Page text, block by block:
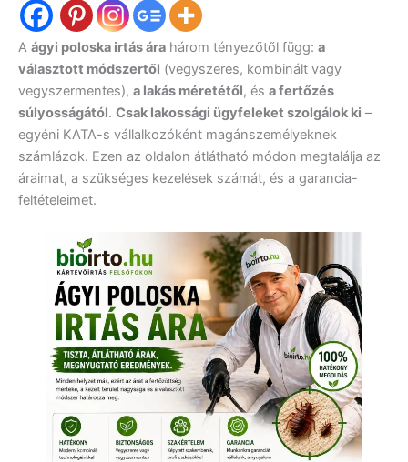
A ágyi poloska irtás ára három tényezőtől függ: a
választott módszertől (vegyszeres, kombinált vagy
vegyszermentes), a lakás méretétől, és a fertőzés
súlyosságától. Csak lakossági ügyfeleket szolgálok ki –
egyéni KATA-s vállalkozóként magánszemélyeknek
számlázok. Ezen az oldalon átlátható módon megtalálja az
áraimat, a szükséges kezelések számát, és a garancia-
feltételeimet.